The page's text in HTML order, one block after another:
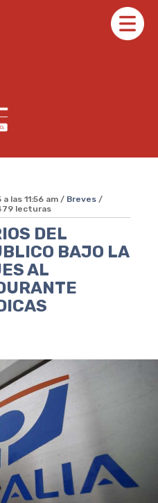
las 11:56 am / Breves /
lecturas
DEL
BAJO LA
AL